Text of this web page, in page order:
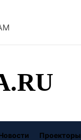
Проекторы